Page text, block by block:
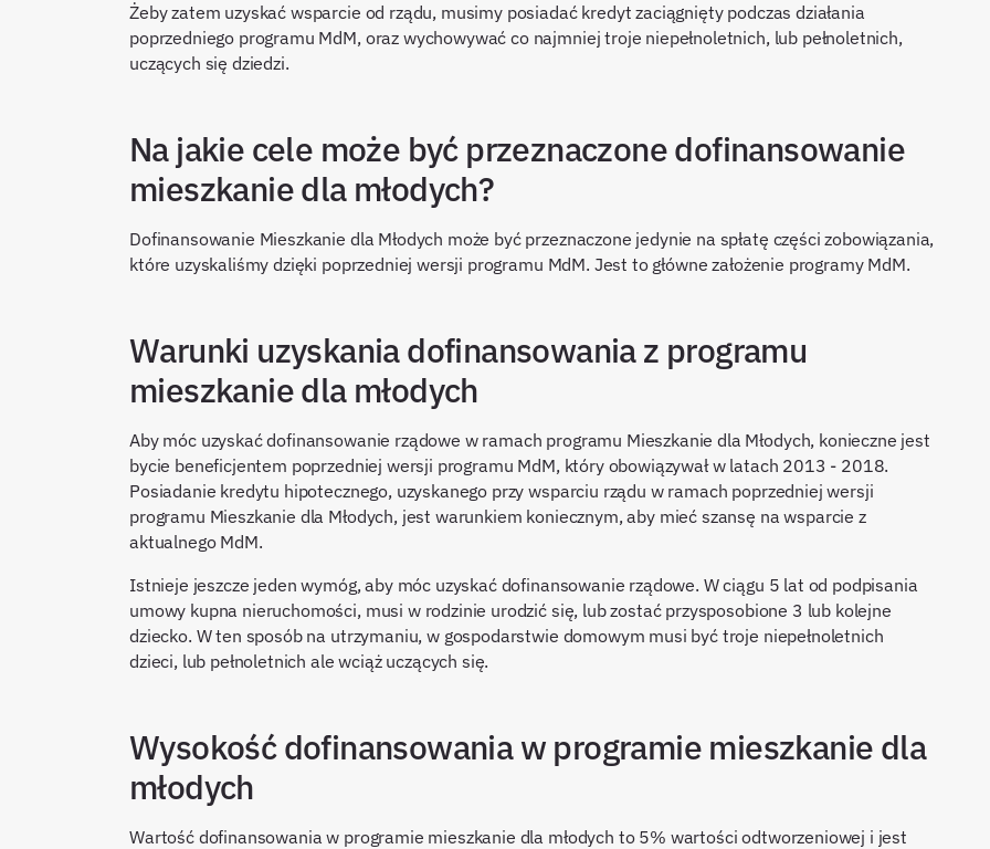
Żeby zatem uzyskać wsparcie od rządu, musimy posiadać kredyt zaciągnięty podczas działania
poprzedniego programu MdM, oraz wychowywać co najmniej troje niepełnoletnich, lub pełnoletnich,
uczących się dziedzi.
Na jakie cele może być przeznaczone dofinansowanie
mieszkanie dla młodych?
Dofinansowanie Mieszkanie dla Młodych może być przeznaczone jedynie na spłatę części zobowiązania,
które uzyskaliśmy dzięki poprzedniej wersji programu MdM. Jest to główne założenie programy MdM.
Warunki uzyskania dofinansowania z programu
mieszkanie dla młodych
Aby móc uzyskać dofinansowanie rządowe w ramach programu Mieszkanie dla Młodych, konieczne jest
bycie beneficjentem poprzedniej wersji programu MdM, który obowiązywał w latach 2013 - 2018.
Posiadanie kredytu hipotecznego, uzyskanego przy wsparciu rządu w ramach poprzedniej wersji
programu Mieszkanie dla Młodych, jest warunkiem koniecznym, aby mieć szansę na wsparcie z
aktualnego MdM.
Istnieje jeszcze jeden wymóg, aby móc uzyskać dofinansowanie rządowe. W ciągu 5 lat od podpisania
umowy kupna nieruchomości, musi w rodzinie urodzić się, lub zostać przysposobione 3 lub kolejne
dziecko. W ten sposób na utrzymaniu, w gospodarstwie domowym musi być troje niepełnoletnich
dzieci, lub pełnoletnich ale wciąż uczących się.
Wysokość dofinansowania w programie mieszkanie dla
młodych
Wartość dofinansowania w programie mieszkanie dla młodych to 5% wartości odtworzeniowej i jest